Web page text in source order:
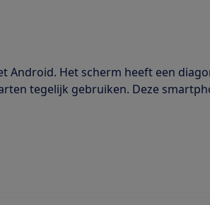
Android. Het scherm heeft een
tegelijk gebruiken. Deze